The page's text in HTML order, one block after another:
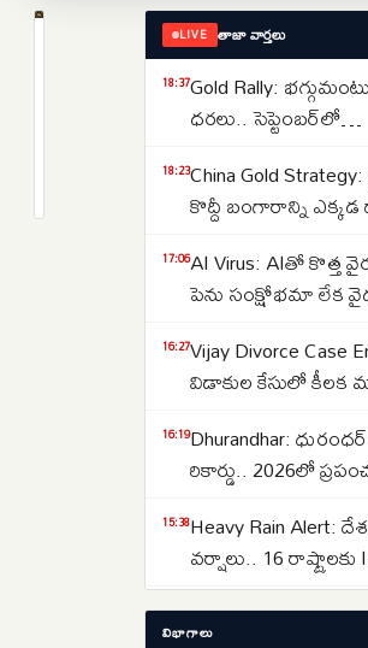
మాయమయ్యాయి:
LIVE తాజా వార్తలు
18:37Gold Rally:
ధరలు.. సెప్టెంబర్‌లో
18:23China Gold
కొద్దీ బంగారాన్ని
వెనుక అసలు కథ ఇదే..
17:06AI Virus: AIతో కొత్త
పెను సంక్షోభమా లేక
శాస్త్రవేత్తలు..
16:27Vijay Divorce
విడాకుల కేసులో కీలక
సంగీత..కేసును
16:19Dhurandhar:
రికార్డు.. 2026లో
చిత్రంగా హిస్టరీ క్రియేట్..
15:38Heavy Rain Alert:
వర్షాలు.. 16
ఒడిశా-కేరళకు రెడ్
రాష్ట్రాల్లో ఉరుములతో
15:29Lost Important
విభాగాలు